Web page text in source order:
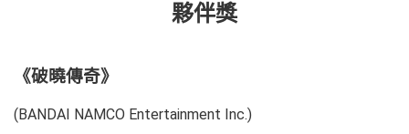
夥伴獎
《破曉傳奇》
(BANDAI NAMCO Entertainment Inc.)